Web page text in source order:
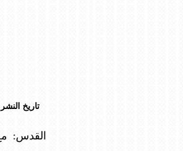
تاريخ النشر
القدس: